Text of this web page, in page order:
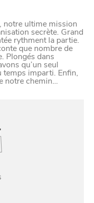
notre ultime mission
secrète. Grand
rythment la partie.
que nombre de
Plongés dans
qu’un seul
temps imparti. Enfin,
notre chemin…